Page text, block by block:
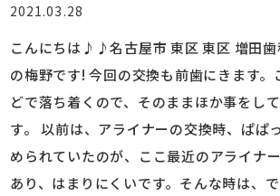
2021.03.28
こんにちは♪♪名古屋市 東区 東区 増田歯
の梅野です! 今回の交換も前歯にきます。
どで落ち着くので、そのままほか事をし
す。 以前は、アライナーの交換時、ぱぱ
められていたのが、ここ最近のアライナ
あり、はまりにくいです。そんな時は、